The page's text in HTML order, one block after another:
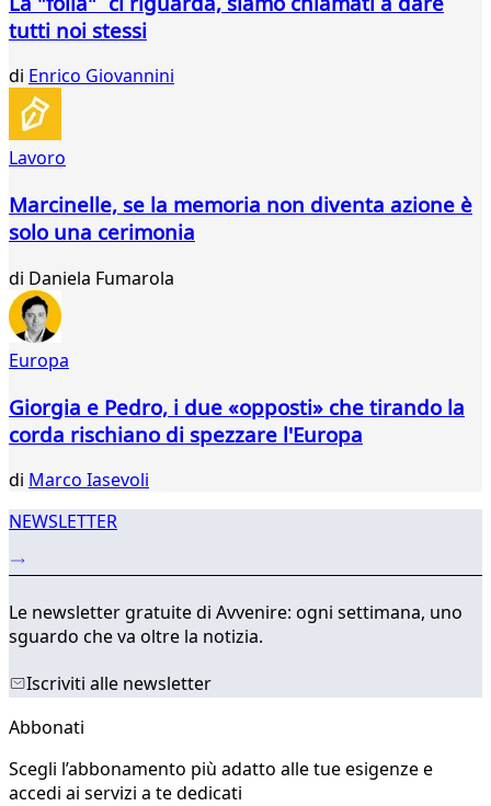
tutti noi stessi
di Enrico Giovannini
Lavoro
Marcinelle, se la memoria non diventa azione è
solo una cerimonia
di Daniela Fumarola
Europa
Giorgia e Pedro, i due «opposti» che tirando la
corda rischiano di spezzare l'Europa
di Marco Iasevoli
NEWSLETTER
Le newsletter gratuite di Avvenire: ogni settimana, uno
sguardo che va oltre la notizia.
Iscriviti alle newsletter
Abbonati
Scegli l’abbonamento più adatto alle tue esigenze e
accedi ai servizi a te dedicati